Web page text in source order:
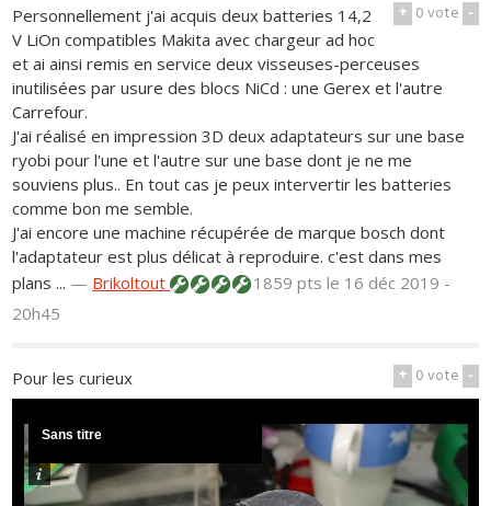
+ 0vote -
Personnellement j'ai acquis deux batteries 14,2
V LiOn compatibles Makita avec chargeur ad hoc
et ai ainsi remis en service deux visseuses-perceuses
inutilisées par usure des blocs NiCd : une Gerex et l'autre
Carrefour.
J'ai réalisé en impression 3D deux adaptateurs sur une base
ryobi pour l'une et l'autre sur une base dont je ne me
souviens plus.. En tout cas je peux intervertir les batteries
comme bon me semble.
J'ai encore une machine récupérée de marque bosch dont
l'adaptateur est plus délicat à reproduire. c'est dans mes
plans ... — Brikoltout 1859 ptsle 16 déc 2019 -
20h45
+ 0vote -
Pour les curieux
Sans titre